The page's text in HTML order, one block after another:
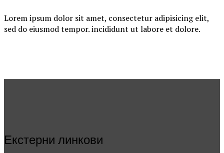
Lorem ipsum dolor sit amet, consectetur adipisicing elit,
sed do eiusmod tempor. incididunt ut labore et dolore.
Екстерни линкови